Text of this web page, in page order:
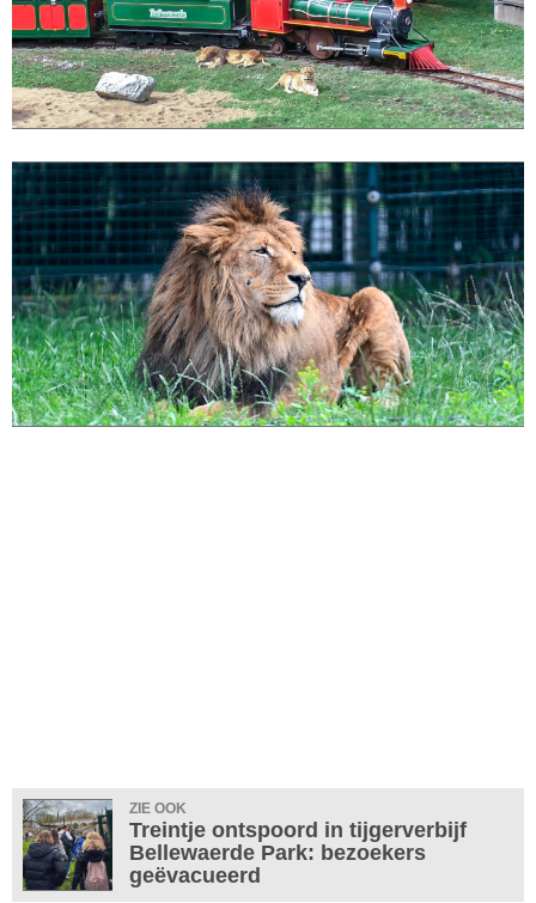
ZIE OOK
Treintje ontspoord in tijgerverbijf
Bellewaerde Park: bezoekers
geëvacueerd